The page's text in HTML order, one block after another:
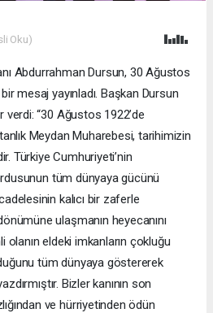
Oku)
Abdurrahman Dursun, 30 Ağustos
mesaj yayınladı. Başkan Dursun
“30 Ağustos 1922’de
Meydan Muharebesi, tarihimizin
Türkiye Cumhuriyeti’nin
tüm dünyaya gücünü
kalıcı bir zaferle
ulaşmanın heyecanını
olanın eldeki imkanların çokluğu
tüm dünyaya göstererek
Bizler kanının son
ve hürriyetinden ödün